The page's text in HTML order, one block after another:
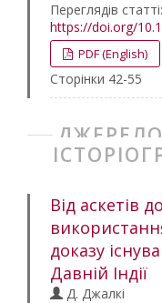
Переглядів
https://doi.org/
PDF (English)
Сторінки 42-55
Від аскетів
доказу
Давній Індії
Д. Джалкі